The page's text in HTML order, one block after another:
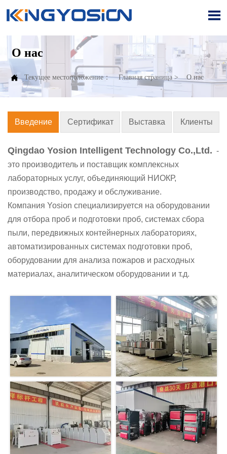

О нас
 Текущее местоположение： Главная страница > О нас
Введение Сертификат Выставка Клиенты
Qingdao Yosion Intelligent Technology Co.,Ltd. -
это производитель и поставщик комплексных
лабораторных услуг, объединяющий НИОКР,
производство, продажу и обслуживание.
Компания Yosion специализируется на оборудовании
для отбора проб и подготовки проб, системах сбора
пыли, передвижных контейнерных лабораториях,
автоматизированных системах подготовки проб,
оборудовании для анализа пожаров и расходных
материалах, аналитическом оборудовании и т.д.